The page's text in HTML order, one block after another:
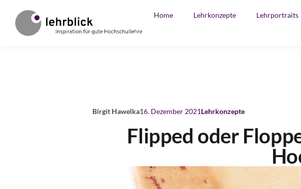
Home Lehrkonzepte Lehrportraits
Birgit Hawelka16. Dezember 2021Lehrkonzepte
Flipped oder